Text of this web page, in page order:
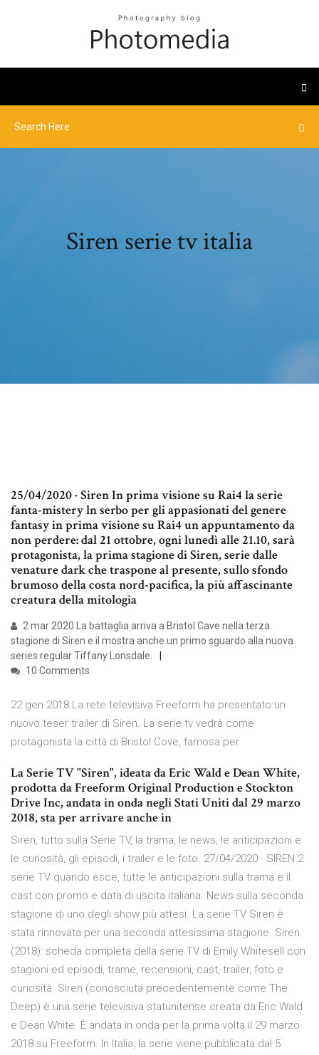
Siren serie tv italia
25/04/2020 · Siren In prima visione su Rai4 la serie
fanta-mistery ln serbo per gli appasionati del genere
fantasy in prima visione su Rai4 un appuntamento da
non perdere: dal 21 ottobre, ogni lunedì alle 21.10, sarà
protagonista, la prima stagione di Siren, serie dalle
venature dark che traspone al presente, sullo sfondo
brumoso della costa nord-pacifica, la più affascinante
creatura della mitologia
2 mar 2020 La battaglia arriva a Bristol Cave nella terza
stagione di Siren e il mostra anche un primo sguardo alla nuova
series regular Tiffany Lonsdale.
10 Comments
22 gen 2018 La rete televisiva Freeform ha presentato un
nuovo teser trailer di Siren. La serie tv vedrà come
protagonista la città di Bristol Cove, famosa per
La Serie TV "Siren", ideata da Eric Wald e Dean White,
prodotta da Freeform Original Production e Stockton
Drive Inc, andata in onda negli Stati Uniti dal 29 marzo
2018, sta per arrivare anche in
Siren, tutto sulla Serie TV, la trama, le news, le anticipazioni e
le curiosità, gli episodi, i trailer e le foto. 27/04/2020 · SIREN 2
serie TV quando esce, tutte le anticipazioni sulla trama e il
cast con promo e data di uscita italiana. News sulla seconda
stagione di uno degli show più attesi. La serie TV Siren è
stata rinnovata per una seconda attesissima stagione. Siren
(2018): scheda completa della serie TV di Emily Whitesell con
stagioni ed episodi, trame, recensioni, cast, trailer, foto e
curiosità. Siren (conosciuta precedentemente come The
Deep) è una serie televisiva statunitense creata da Eric Wald
e Dean White. È andata in onda per la prima volta il 29 marzo
2018 su Freeform. In Italia, la serie viene pubblicata dal 5